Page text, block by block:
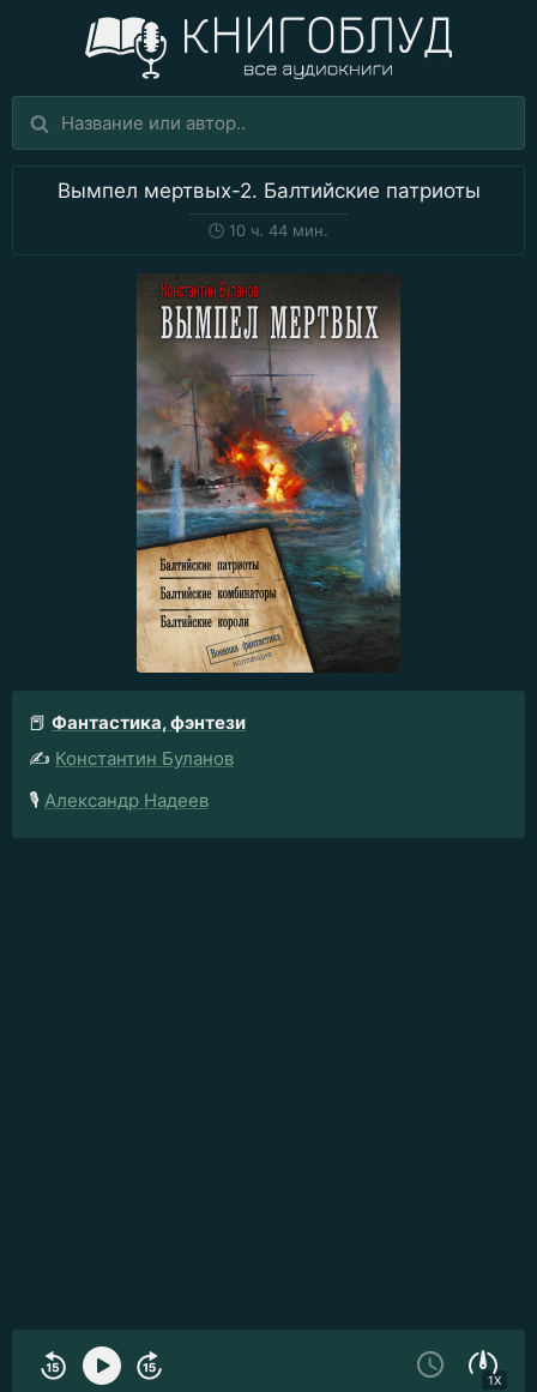
Вымпел мертвых-2. Балтийские патриоты
🕒 10 ч. 44 мин.
📕 Фантастика, фэнтези
✍️ Константин Буланов
🎙️ Александр Надеев
1X